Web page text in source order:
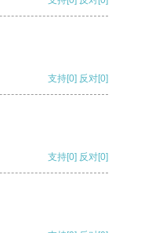
支持[0] 反对[0]
支持[0] 反对[0]